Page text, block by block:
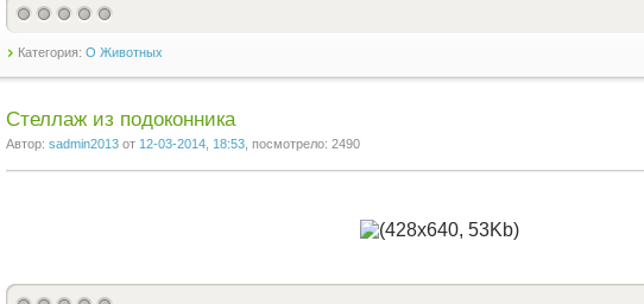
Категория: О Животных
Стеллаж из подоконника
Автор: sadmin2013 от 12-03-2014, 18:53 , посмотрело: 2490